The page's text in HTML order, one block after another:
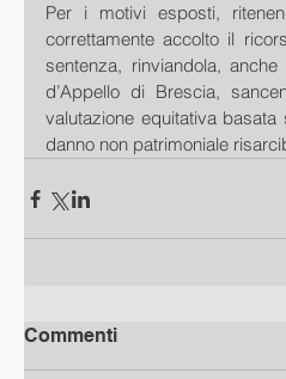
Per i motivi esposti,
correttamente accolto il
sentenza, rinviandola,
d’Appello di Brescia,
valutazione equitativa
danno non patrimoniale
Commenti